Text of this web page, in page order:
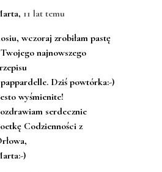
, 11 lat temu
wczoraj zrobiłam pastę
najnowszego
Dziś powtórka:-)
wyśmienite!
serdecznie
Codzienności z
)